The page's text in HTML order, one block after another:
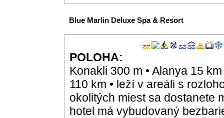
Blue Marlin Deluxe Spa & Resort
POLOHA:
Konakli 300 m • Alanya 15
110 km • leží v areáli s
okolitých miest sa dostanete
hotel má vybudovaný